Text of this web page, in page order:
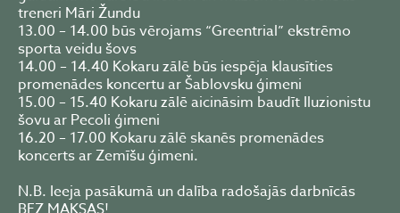
treneri Māri Žundu
13.00 – 14.00 būs vērojams “Greentrial” ekstrēmo
sporta veidu šovs
14.00 – 14.40 Kokaru zālē būs iespēja klausīties
promenādes koncertu ar Šablovsku ģimeni
15.00 – 15.40 Kokaru zālē aicināsim baudīt Iluzionistu
šovu ar Pecoli ģimeni
16.20 – 17.00 Kokaru zālē skanēs promenādes
koncerts ar Zemīšu ģimeni.
N.B. Ieeja pasākumā un dalība radošajās darbnīcās